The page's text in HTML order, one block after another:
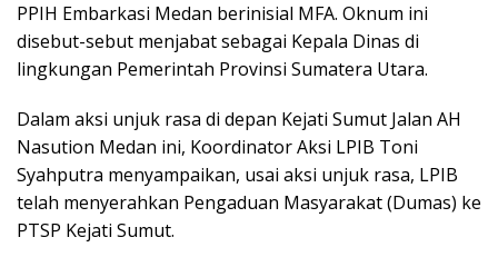
PPIH Embarkasi Medan berinisial MFA. Oknum ini
disebut-sebut menjabat sebagai Kepala Dinas di
lingkungan Pemerintah Provinsi Sumatera Utara.
Dalam aksi unjuk rasa di depan Kejati Sumut Jalan AH
Nasution Medan ini, Koordinator Aksi LPIB Toni
Syahputra menyampaikan, usai aksi unjuk rasa, LPIB
telah menyerahkan Pengaduan Masyarakat (Dumas) ke
PTSP Kejati Sumut.